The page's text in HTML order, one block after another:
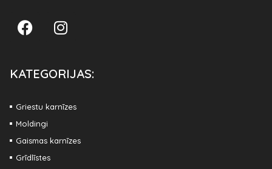
KATEGORIJAS:
Griestu karnīzes
Moldingi
Gaismas karnīzes
Grīdlīstes